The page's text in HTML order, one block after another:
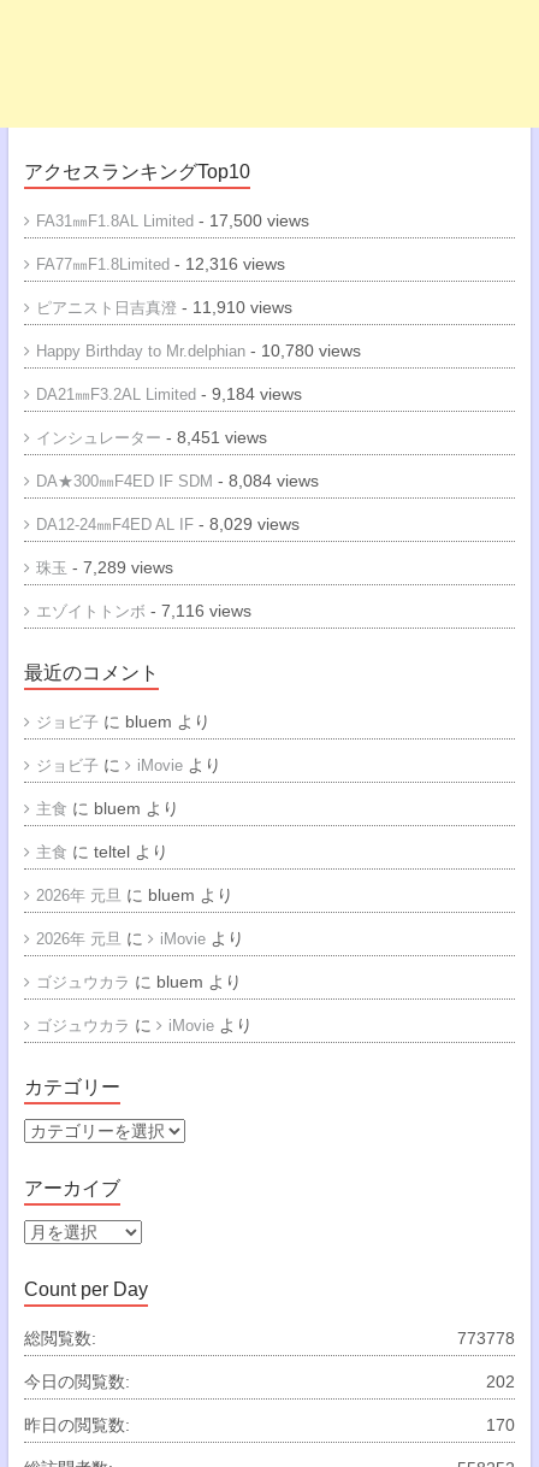
アクセスランキングTop10
FA31㎜F1.8AL Limited- 17,500 views
FA77㎜F1.8Limited- 12,316 views
ピアニスト日吉真澄 - 11,910 views
Happy Birthday to Mr.delphian- 10,780 views
DA21㎜F3.2AL Limited- 9,184 views
インシュレーター - 8,451 views
DA★300㎜F4ED IF SDM - 8,084 views
DA12-24㎜F4ED AL IF- 8,029 views
珠玉 - 7,289 views
エゾイトトンボ - 7,116 views
最近のコメント
ジョビ子 に bluem より
ジョビ子 に iMovieより
主食 に bluem より
主食 に teltelより
2026年 元旦 に bluem より
2026年 元旦 に iMovieより
ゴジュウカラ に bluem より
ゴジュウカラ に iMovieより
カテゴリー
カ
ゴ
リ
ー
アーカイブ
ア
カ
イ
ブ
Count per Day
773778
総閲覧数:
202
今日の閲覧数:
170
昨日の閲覧数: